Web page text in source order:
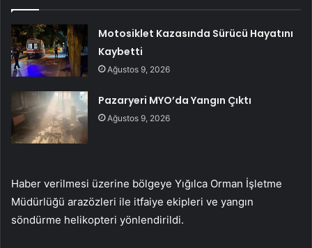
Motosiklet Kazasında Sürücü Hayatını
Kaybetti
Ağustos 9, 2026
Pazaryeri MYO’da Yangın Çıktı
Ağustos 9, 2026
Haber verilmesi üzerine bölgeye Yığılca Orman İşletme
Müdürlüğü arazözleri ile itfaiye ekipleri ve yangın
söndürme helikopteri yönlendirildi.